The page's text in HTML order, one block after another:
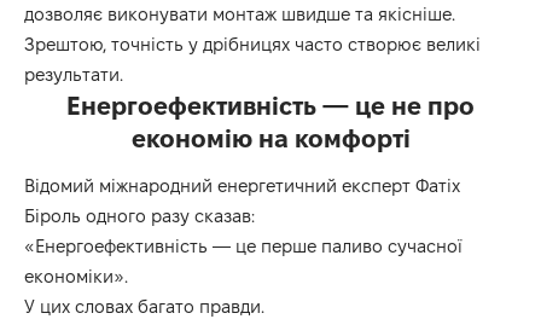
дозволяє виконувати монтаж швидше та якісніше.
Зрештою, точність у дрібницях часто створює великі
результати.
Енергоефективність — це не про
економію на комфорті
Відомий міжнародний енергетичний експерт Фатіх
Біроль одного разу сказав:
«Енергоефективність — це перше паливо сучасної
економіки».
У цих словах багато правди.